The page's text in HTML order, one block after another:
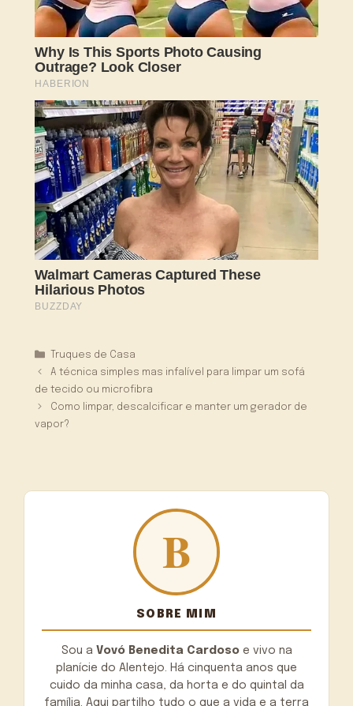
Categorias
Truques de Casa
A técnica simples mas infalível para limpar um sofá
de tecido ou microfibra
Como limpar, descalcificar e manter um gerador de
vapor?
SOBRE MIM
Sou a Vovó Benedita Cardosoe vivo na
planície do Alentejo. Há cinquenta anos que
cuido da minha casa, da horta e do quintal da
família. Aqui partilho tudo o que a vida e a terra